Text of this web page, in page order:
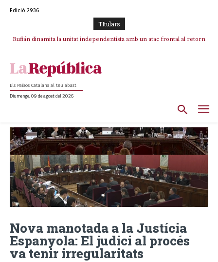
Edició 2936
TItulars
Rufián dinamita la unitat independentista amb un atac frontal al retorn
Els Països Catalans al teu abast
Diumenge, 09 de agost del 2026
Nova manotada a la Justícia
Espanyola: El judici al procés
va tenir irregularitats